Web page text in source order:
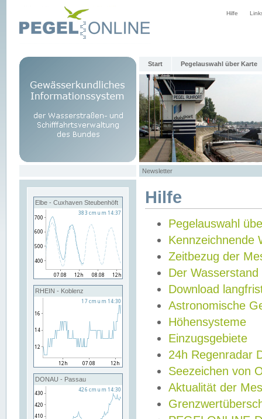
Hilfe
Start Pegelauswahl über Karte
Newsletter
Elbe - Cuxhaven Steubenhöft
RHEIN - Koblenz
DONAU - Passau
Hilfe
Pegelauswahl
Kennzeichnende
Zeitbezug der
Der Wasserstand
Download
Astronomische
Höhensysteme
Einzugsgebiete
24h Regenradar
Seezeichen von
Aktualität der